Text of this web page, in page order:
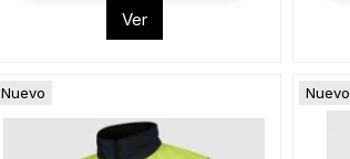
Ver
Nuevo Nuevo